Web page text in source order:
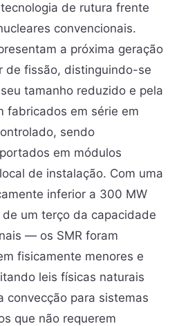
de rutura frente
convencionais.
a próxima geração
de fissão, distinguindo-se
tamanho reduzido e pela
fabricados em série em
sendo
em módulos
de instalação. Com uma
inferior a 300 MW
um terço da capacidade
— os SMR foram
fisicamente menores e
leis físicas naturais
convecção para sistemas
que não requerem